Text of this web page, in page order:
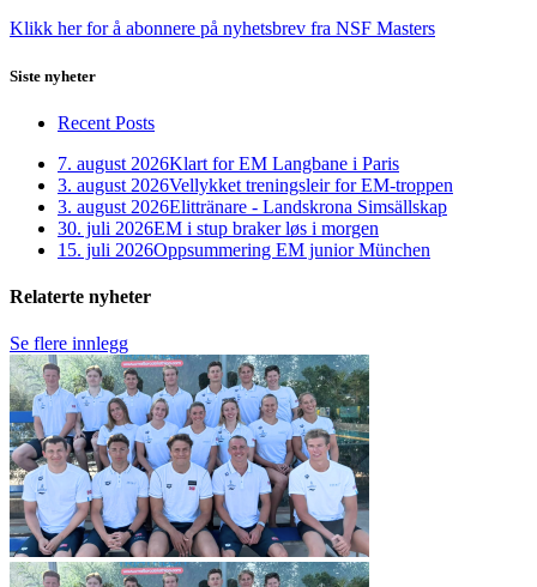
Klikk her for å abonnere på nyhetsbrev fra NSF Masters
Siste nyheter
Recent Posts
7. august 2026Klart for EM Langbane i Paris
3. august 2026Vellykket treningsleir for EM-troppen
3. august 2026Elittränare - Landskrona Simsällskap
30. juli 2026EM i stup braker løs i morgen
15. juli 2026Oppsummering EM junior München
Relaterte nyheter
Se flere innlegg